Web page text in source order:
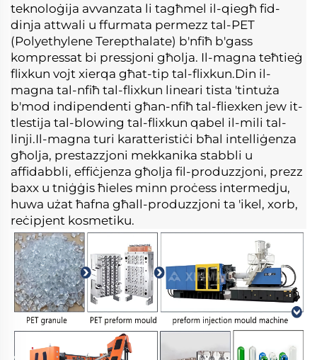
teknoloġija avvanzata li tagħmel il-qiegħ fid-
dinja attwali u ffurmata permezz tal-PET
(Polyethylene Terepthalate) b'nfiħ b'gass
kompressat bi pressjoni għolja. Il-magna teħtieġ
flixkun vojt xierqa għat-tip tal-flixkun.Din il-
magna tal-nfiħ tal-flixkun lineari tista 'tintuża
b'mod indipendenti għan-nfiħ tal-fliexken jew it-
tlestija tal-blowing tal-flixkun qabel il-mili tal-
linji.Il-magna turi karatteristiċi bħal intelliġenza
għolja, prestazzjoni mekkanika stabbli u
affidabbli, effiċjenza għolja fil-produzzjoni, prezz
baxx u tniġġis ħieles minn proċess intermedju,
huwa użat ħafna għall-produzzjoni ta 'ikel, xorb,
reċipjent kosmetiku.